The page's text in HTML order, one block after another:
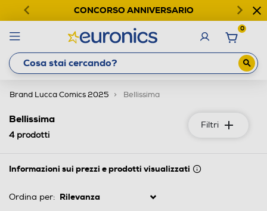
CONCORSO ANNIVERSARIO
0
Brand Lucca Comics 2025 Bellissima
Filtri
Bellissima
4prodotti
Informazioni sui prezzi e prodotti visualizzati
Ordina per: